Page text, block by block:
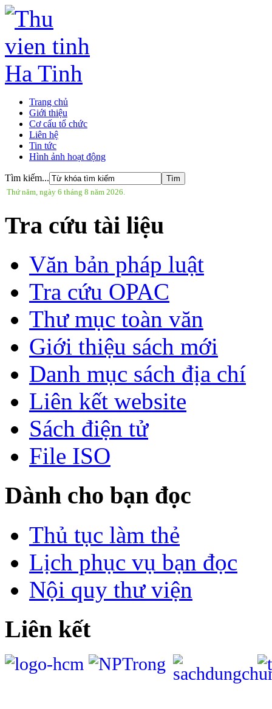
Trang chủ
Giới thiệu
Cơ cấu tổ chức
Liên hệ
Tin tức
Hình ảnh hoạt động
Tìm kiếm...
Thứ năm, ngày 6 tháng 8 năm 2026.
Tra cứu tài liệu
Văn bản pháp luật
Tra cứu OPAC
Thư mục toàn văn
Giới thiệu sách mới
Danh mục sách địa chí
Liên kết website
Sách điện tử
File ISO
Dành cho bạn đọc
Thủ tục làm thẻ
Lịch phục vụ bạn đọc
Nội quy thư viện
Liên kết